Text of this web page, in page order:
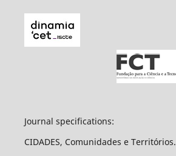
Journal specifications:
CIDADES, Comunidades e Territórios.